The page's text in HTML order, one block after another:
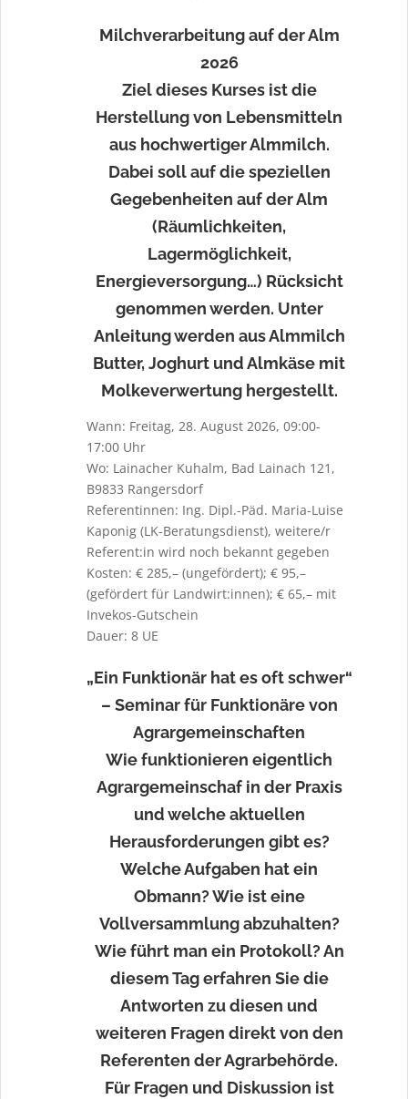
Milchverarbeitung auf der Alm
2026
Ziel dieses Kurses ist die
Herstellung von Lebensmitteln
aus hochwertiger Almmilch.
Dabei soll auf die speziellen
Gegebenheiten auf der Alm
(Räumlichkeiten,
Lagermöglichkeit,
Energieversorgung…) Rücksicht
genommen werden. Unter
Anleitung werden aus Almmilch
Butter, Joghurt und Almkäse mit
Molkeverwertung hergestellt.
Wann: Freitag, 28. August 2026, 09:00-
17:00 Uhr
Wo: Lainacher Kuhalm, Bad Lainach 121,
B9833 Rangersdorf
Referentinnen: Ing. Dipl.-Päd. Maria-Luise
Kaponig (LK-Beratungsdienst), weitere/r
Referent:in wird noch bekannt gegeben
Kosten: € 285,– (ungefördert); € 95,–
(gefördert für Landwirt:innen); € 65,– mit
Invekos-Gutschein
Dauer: 8 UE
„Ein Funktionär hat es oft schwer“
– Seminar für Funktionäre von
Agrargemeinschaften
Wie funktionieren eigentlich
Agrargemeinschaf in der Praxis
und welche aktuellen
Herausforderungen gibt es?
Welche Aufgaben hat ein
Obmann? Wie ist eine
Vollversammlung abzuhalten?
Wie führt man ein Protokoll? An
diesem Tag erfahren Sie die
Antworten zu diesen und
weiteren Fragen direkt von den
Referenten der Agrarbehörde.
Für Fragen und Diskussion ist